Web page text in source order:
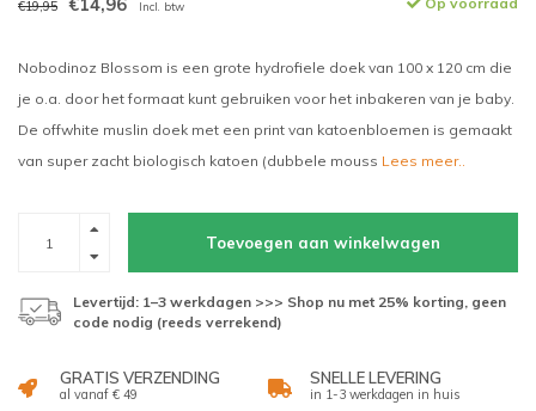
€19,95 €14,96 Incl. btw
Nobodinoz Blossom is een grote hydrofiele doek van 100 x 120 cm die
je o.a. door het formaat kunt gebruiken voor het inbakeren van je baby.
De offwhite muslin doek met een print van katoenbloemen is gemaakt
van super zacht biologisch katoen (dubbele mouss Lees meer..
Toevoegen aan winkelwagen
Levertijd: 1–3 werkdagen >>> Shop nu met 25% korting, geen
code nodig (reeds verrekend)
GRATIS VERZENDING
al vanaf € 49
SNELLE LEVERING
in 1-3 werkdagen in huis